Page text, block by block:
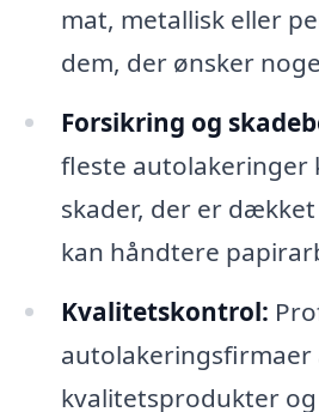
mat, metallisk eller
dem, der ønsker
Forsikring og
fleste autolakeringer
skader, der er
kan håndtere
Kvalitetskontrol:
autolakeringsfirmaer
kvalitetsprodukter